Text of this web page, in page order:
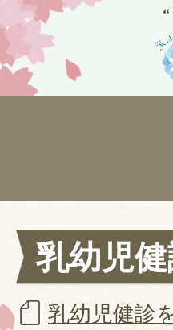
乳幼児
乳幼児健診